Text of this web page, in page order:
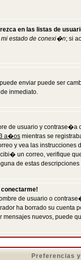
en las listas de
mi estado de conexi�n; si
enviar puede ser
inmediato.
de usuario y
a�os mientras se
y vea las
un correo, verifique
de estas
de usuario o
ha borrado su
nuevos, puede
Preferencias